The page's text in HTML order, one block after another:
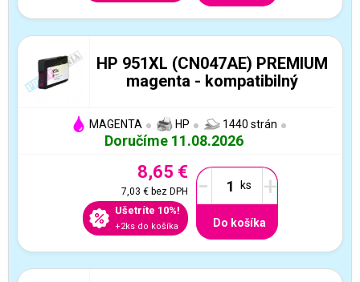
HP 951XL (CN047AE) PREMIUM
magenta - kompatibilný
MAGENTA HP 1440 strán
Doručíme 11.08.2026
8,65 €
7,03 €bez DPH
Ušetríte 10%!
+2ks do košíka
- +
Do košíka